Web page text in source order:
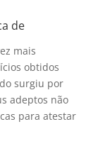
de
mais
obtidos
surgiu por
adeptos não
para atestar